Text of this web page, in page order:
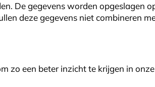
De gegevens worden opgeslagen
deze gegevens niet combineren
zo een beter inzicht te krijgen in